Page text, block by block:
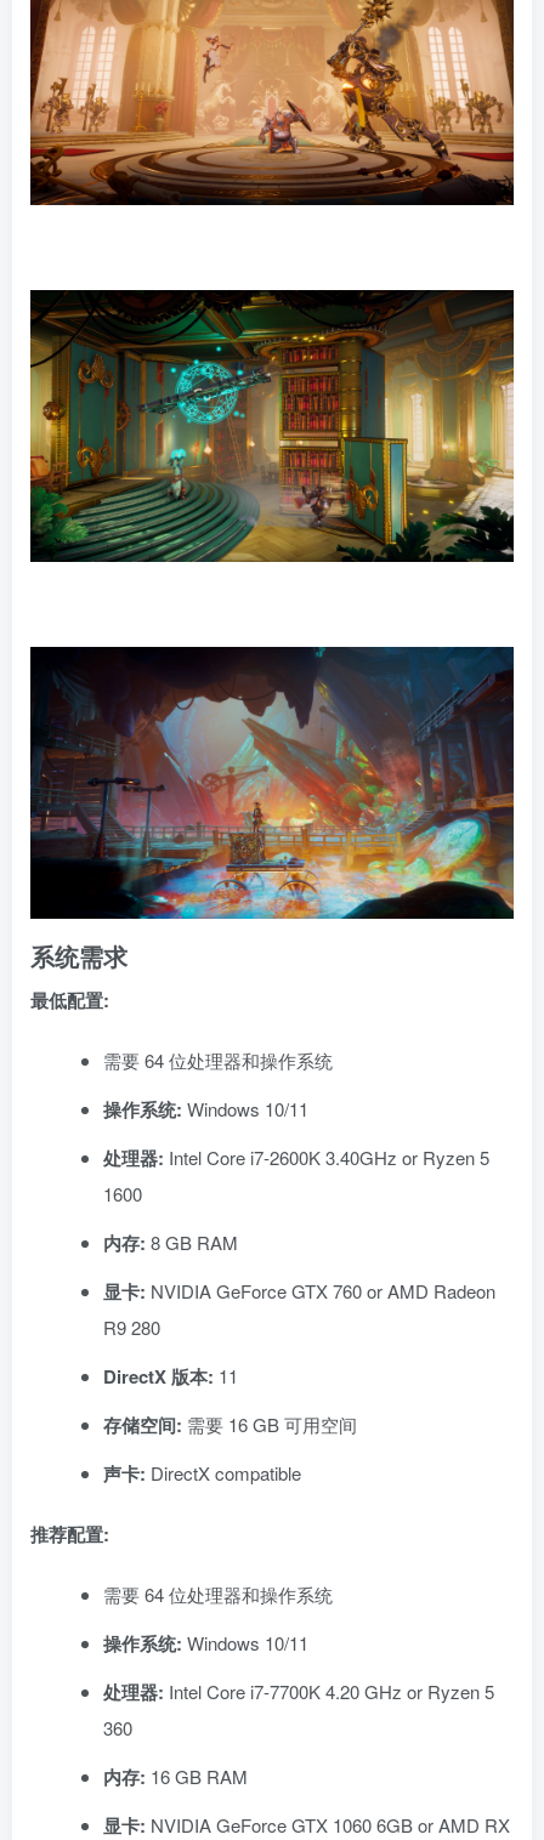
系统需求
最低配置:
需要 64 位处理器和操作系统
操作系统: Windows 10/11
处理器: Intel Core i7-2600K 3.40GHz or Ryzen 5
1600
内存: 8 GB RAM
显卡: NVIDIA GeForce GTX 760 or AMD Radeon
R9 280
DirectX 版本: 11
存储空间: 需要 16 GB 可用空间
声卡: DirectX compatible
推荐配置:
需要 64 位处理器和操作系统
操作系统: Windows 10/11
处理器: Intel Core i7-7700K 4.20 GHz or Ryzen 5
360
内存: 16 GB RAM
显卡: NVIDIA GeForce GTX 1060 6GB or AMD RX